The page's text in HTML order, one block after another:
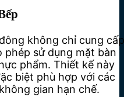
không chỉ cung cấp
sử dụng mặt bàn
phẩm. Thiết kế này
biệt phù hợp với các
gian hạn chế.